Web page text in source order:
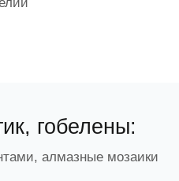
гобелены:
алмазные мозаики